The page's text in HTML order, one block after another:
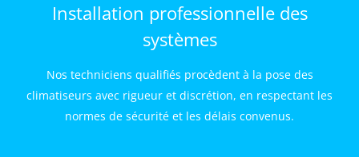
Installation professionnelle des
systèmes
Nos techniciens qualifiés procèdent à la pose des
climatiseurs avec rigueur et discrétion, en respectant les
normes de sécurité et les délais convenus.